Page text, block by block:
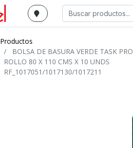
Productos
BOLSA DE BASURA VERDE TASK PRO
ROLLO 80 X 110 CMS X 10 UNDS
RF_1017051/1017130/1017211